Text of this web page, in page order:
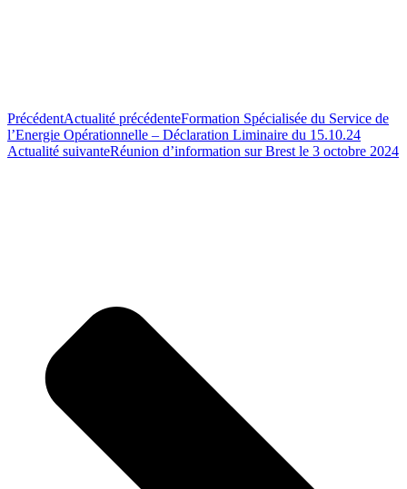
PrécédentActualité précédenteFormation Spécialisée du Service de
l’Energie Opérationnelle – Déclaration Liminaire du 15.10.24
Actualité suivanteRéunion d’information sur Brest le 3 octobre 2024